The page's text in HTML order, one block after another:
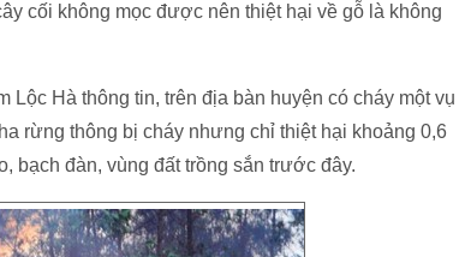
cối không mọc được nên thiệt hại về gỗ là không
Hà thông tin, trên địa bàn huyện có cháy một vụ
rừng thông bị cháy nhưng chỉ thiệt hại khoảng 0,6
bạch đàn, vùng đất trồng sắn trước đây.